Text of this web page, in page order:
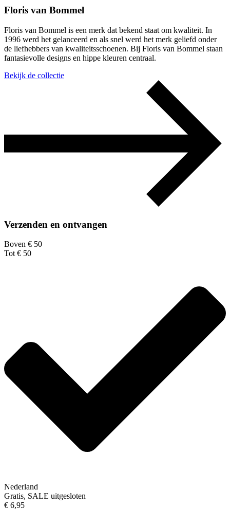
Floris van Bommel
Floris van Bommel is een merk dat bekend staat om kwaliteit. In
1996 werd het gelanceerd en als snel werd het merk geliefd onder
de liefhebbers van kwaliteitsschoenen. Bij Floris van Bommel staan
fantasievolle designs en hippe kleuren centraal.
Bekijk de collectie
Verzenden en ontvangen
Boven € 50
Tot € 50
Nederland
Gratis, SALE uitgesloten
€ 6,95